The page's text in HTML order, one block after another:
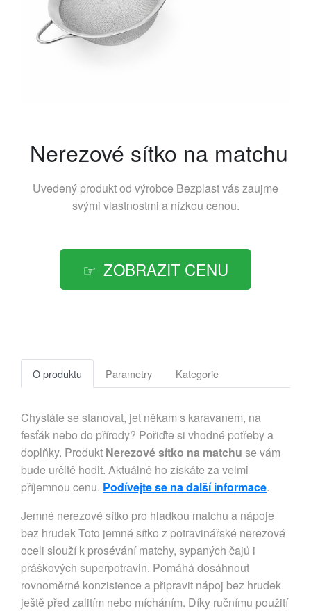
Nerezové sítko na matchu
Uvedený produkt od výrobce Bezplastvás zaujme
svými vlastnostmi a nízkou cenou.
ZOBRAZIT CENU
O produktu Parametry Kategorie
Chystáte se stanovat, jet někam s karavanem, na
fesťák nebo do přírody? Pořiďte si vhodné potřeby a
doplňky. Produkt Nerezové sítko na matchu se vám
bude určitě hodit. Aktuálně ho získáte za velmi
příjemnou cenu. Podívejte se na další informace.
Jemné nerezové sítko pro hladkou matchu a nápoje
bez hrudek Toto jemné sítko z potravinářské nerezové
oceli slouží k prosévání matchy, sypaných čajů i
práškových superpotravin. Pomáhá dosáhnout
rovnoměrné konzistence a připravit nápoj bez hrudek
ještě před zalitím nebo mícháním. Díky ručnímu použití